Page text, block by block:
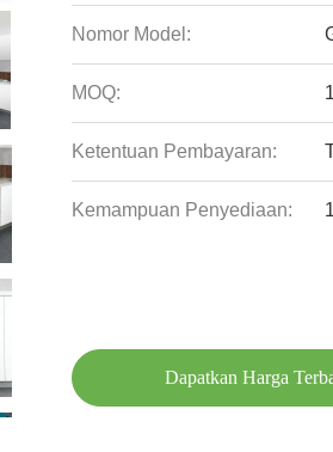
Nomor Model:
MOQ:
Ketentuan Pembayaran:
Kemampuan Penyediaan:
Dapatkan Harga